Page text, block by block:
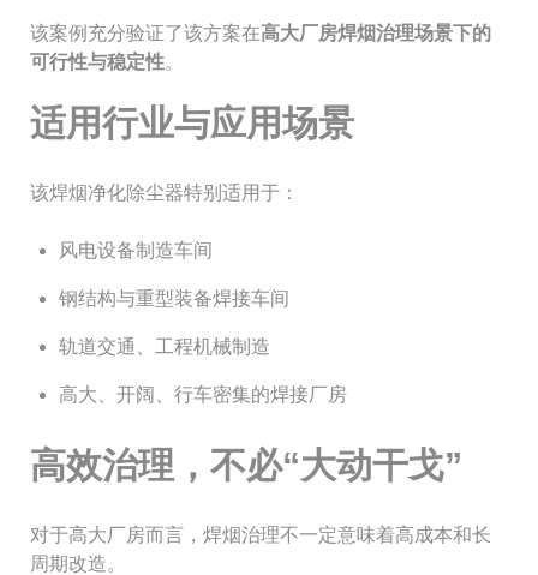
该案例充分验证了该方案在高大厂房焊烟治理场景下的
可行性与稳定性。
适用行业与应用场景
该焊烟净化除尘器特别适用于：
风电设备制造车间
钢结构与重型装备焊接车间
轨道交通、工程机械制造
高大、开阔、行车密集的焊接厂房
高效治理，不必“大动干戈”
对于高大厂房而言，焊烟治理不一定意味着高成本和长
周期改造。